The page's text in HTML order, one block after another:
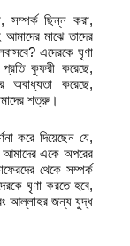
সম্পর্ক ছিন্ন করা,
মাঝে তাদের
এদেরকে ঘৃণা
কুফরী করেছে,
অবাধ্যতা করেছে,
শত্রু।
করে দিয়েছেন যে,
আমাদের একে অপরের
থেকে সম্পর্ক
ঘৃণা করতে হবে,
আল্লাহর জন্য যুদ্ধ